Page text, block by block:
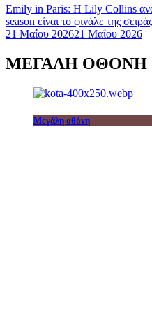
Emily in Paris: Η Lily Collins
season είναι το φινάλε της
21 Μαΐου 202621 Μαΐου 2026
ΜΕΓΑΛΗ ΟΘΟΝΗ
Μεγάλη οθόνη